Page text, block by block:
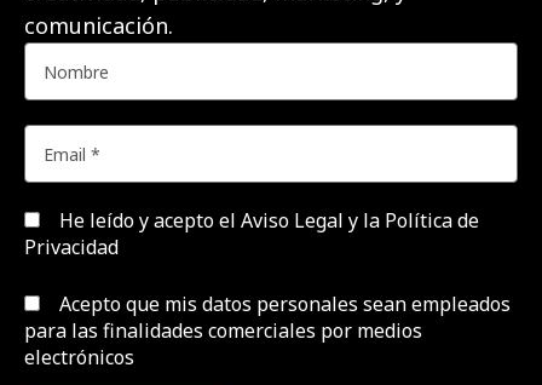
comunicación.
He leído y acepto el Aviso Legal y la Política de
Privacidad
Acepto que mis datos personales sean empleados
para las finalidades comerciales por medios
electrónicos